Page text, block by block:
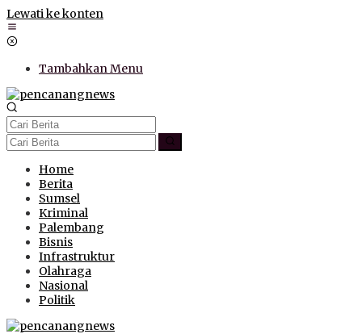
Lewati ke konten
Tambahkan Menu
Home
Berita
Sumsel
Kriminal
Palembang
Bisnis
Infrastruktur
Olahraga
Nasional
Politik